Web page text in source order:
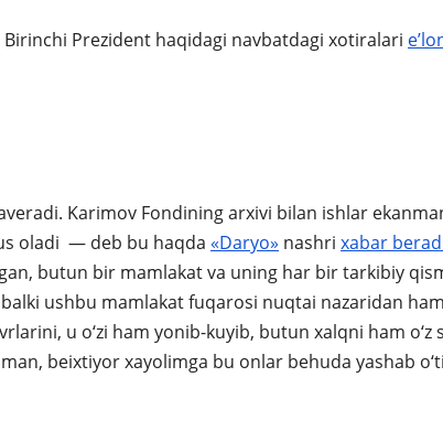
Birinchi Prezident haqidagi navbatdagi xotiralari
Karimov Fondining arxivi bilan ishlar
oladi — deb bu haqda «Daryo» nashri xabar
butun bir mamlakat va uning har bir tarkibiy
ushbu mamlakat fuqarosi nuqtai nazaridan ham
u o‘zi ham yonib-kuyib, butun xalqni ham o‘z
beixtiyor xayolimga bu onlar behuda yashab